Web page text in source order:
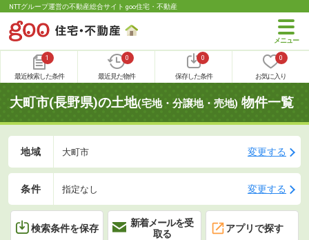
NTTグループ運営の不動産総合サイト goo住宅・不動産
1
最近検索した条件
0
最近見た物件
0
保存した条件
0
お気に入り
大町市(長野県)の土地(宅地・分譲地・売地) 物件一覧
地域 大町市 変更する
条件 指定なし 変更する
検索条件を保存
新着メールを受
取る
アプリで探す